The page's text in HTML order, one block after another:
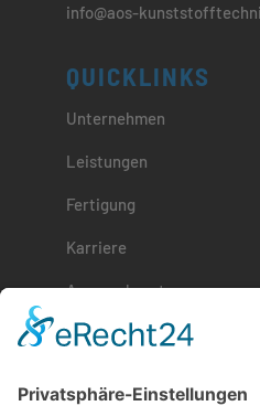
info@aos-
QUICKLINKS
Unternehmen
Leistungen
Fertigung
Karriere
Ansprechpartner
Wir sind